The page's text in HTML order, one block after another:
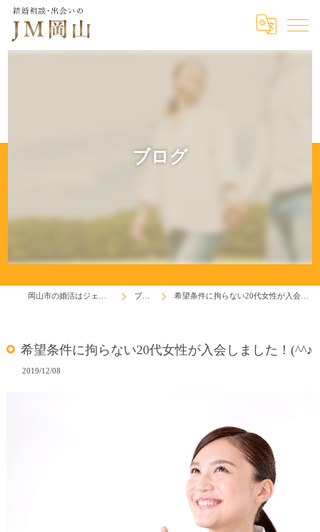
ブログ
ブログ 希望条件に拘らない20代女性が入会しました！(^^♪
希望条件に拘らない20代女性が入会しました！(^^♪
2019/12/08